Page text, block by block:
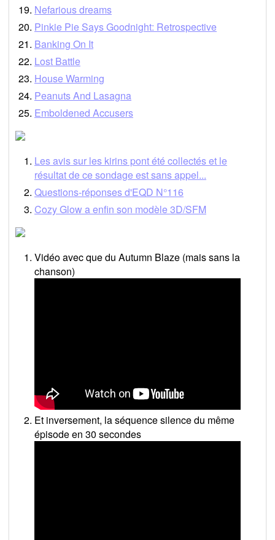
Nefarious dreams
Pinkie Pie Says Goodnight: Retrospective
Banking On It
Lost Battle
House Warming
Peanuts And Lasagna
Emboldened Accusers
Les avis sur les kirins pont été collectés et le
résultat de ce sondage est sans appel...
Questions-réponses d'EQD N°116
Cozy Glow a enfin son modèle 3D/SFM
Vidéo avec que du Autumn Blaze (mais sans la
chanson)
Et inversement, la séquence silence du même
épisode en 30 secondes